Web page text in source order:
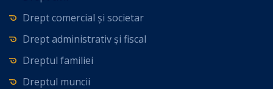
Drept comercial și societar
Drept administrativ și fiscal
Dreptul familiei
Dreptul muncii